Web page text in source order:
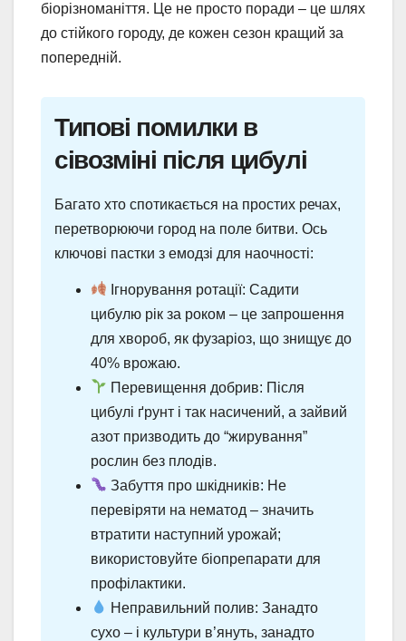
біорізноманіття. Це не просто поради – це шлях
до стійкого городу, де кожен сезон кращий за
попередній.
Типові помилки в
сівозміні після цибулі
Багато хто спотикається на простих речах,
перетворюючи город на поле битви. Ось
ключові пастки з емодзі для наочності:
Ігнорування ротації: Садити
цибулю рік за роком – це запрошення
для хвороб, як фузаріоз, що знищує до
40% врожаю.
Перевищення добрив: Після
цибулі ґрунт і так насичений, а зайвий
азот призводить до “жирування”
рослин без плодів.
Забуття про шкідників: Не
перевіряти на нематод – значить
втратити наступний урожай;
використовуйте біопрепарати для
профілактики.
Неправильний полив: Занадто
сухо – і культури в’януть, занадто